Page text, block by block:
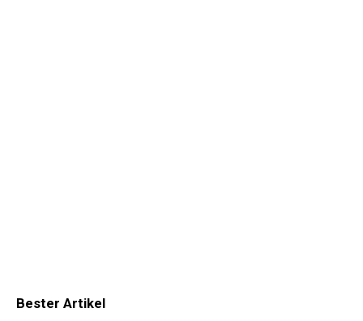
Bester Artikel